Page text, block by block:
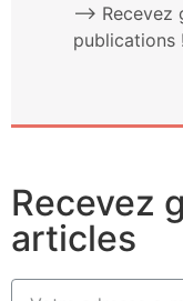
⟶ Rece­vez
publi­ca­tions !
Recevez
articles